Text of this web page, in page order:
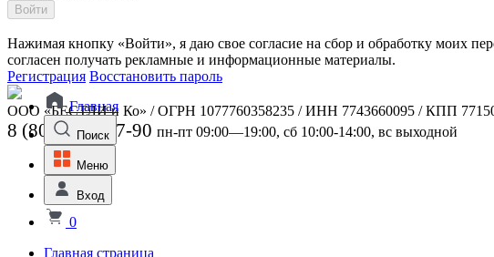
Войти
Нажимая кнопку «Войти», я даю свое согласие на сбор и обработку моих
согласен получать рекламные и информационные материалы.
Регистрация Восстановить пароль
ООО «БЕСТЛИ и Ко» / ОГРН 1077760358235 / ИНН 7743660095 / КПП
8 (800) 301-07-90 пн-пт 09:00—19:00, сб 10:00-14:00, вс выходной
Главная
Поиск
Меню
Вход
0
Главная страница